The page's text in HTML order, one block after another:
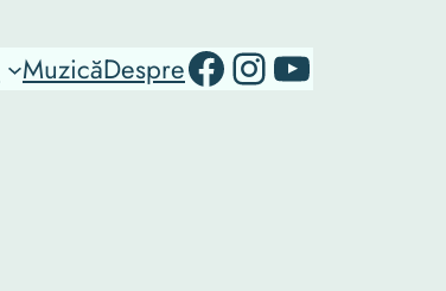
MuzicăDespreRO-mondo's Facebook page
RO-mondo's Instagram ProfileRO-mondo's Youtube channel